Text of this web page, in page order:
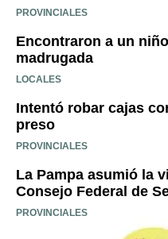
PROVINCIALES
Encontraron a un
madrugada
LOCALES
Intentó robar cajas
preso
PROVINCIALES
La Pampa asumió la
Consejo Federal de
PROVINCIALES